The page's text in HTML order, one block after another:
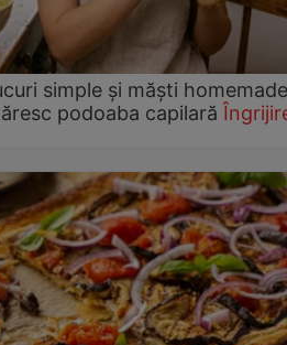
simple și măști homemade
podoaba capilară